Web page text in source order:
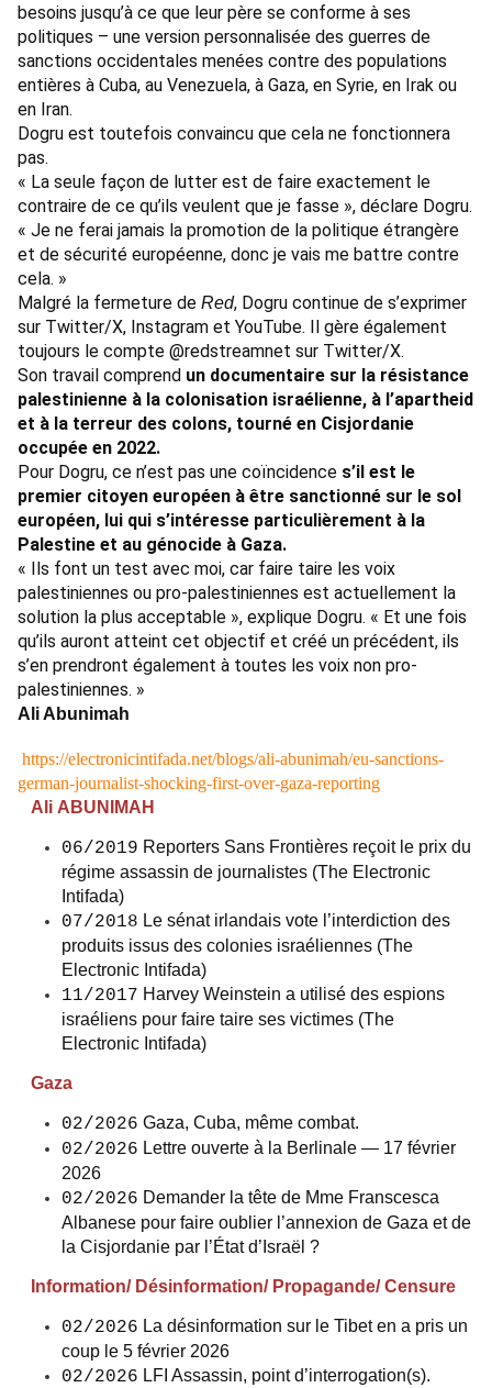
besoins jusqu’à ce que leur père se conforme à ses
politiques – une version personnalisée des guerres de
sanctions occidentales menées contre des populations
entières à Cuba, au Venezuela, à Gaza, en Syrie, en Irak ou
en Iran.
Dogru est toutefois convaincu que cela ne fonctionnera
pas.
« La seule façon de lutter est de faire exactement le
contraire de ce qu’ils veulent que je fasse », déclare Dogru.
« Je ne ferai jamais la promotion de la politique étrangère
et de sécurité européenne, donc je vais me battre contre
cela. »
Malgré la fermeture de Red, Dogru continue de s’exprimer
sur Twitter/X, Instagram et YouTube. Il gère également
toujours le compte @redstreamnet sur Twitter/X.
Son travail comprend un documentaire sur la résistance
palestinienne à la colonisation israélienne, à l’apartheid
et à la terreur des colons, tourné en Cisjordanie
occupée en 2022.
Pour Dogru, ce n’est pas une coïncidence s’il est le
premier citoyen européen à être sanctionné sur le sol
européen, lui qui s’intéresse particulièrement à la
Palestine et au génocide à Gaza.
« Ils font un test avec moi, car faire taire les voix
palestiniennes ou pro-palestiniennes est actuellement la
solution la plus acceptable », explique Dogru. « Et une fois
qu’ils auront atteint cet objectif et créé un précédent, ils
s’en prendront également à toutes les voix non pro-
palestiniennes. »
Ali Abunimah
https://electronicintifada.net/blogs/ali-abunimah/eu-sanctions-
german-journalist-shocking-first-over-gaza-reporting
Ali ABUNIMAH
06/2019 Reporters Sans Frontières reçoit le prix du
régime assassin de journalistes (The Electronic
Intifada)
07/2018 Le sénat irlandais vote l’interdiction des
produits issus des colonies israéliennes (The
Electronic Intifada)
11/2017 Harvey Weinstein a utilisé des espions
israéliens pour faire taire ses victimes (The
Electronic Intifada)
Gaza
02/2026 Gaza, Cuba, même combat.
02/2026 Lettre ouverte à la Berlinale — 17 février
2026
02/2026 Demander la tête de Mme Franscesca
Albanese pour faire oublier l’annexion de Gaza et de
la Cisjordanie par l’État d’Israël ?
Information/ Désinformation/ Propagande/ Censure
02/2026 La désinformation sur le Tibet en a pris un
coup le 5 février 2026
02/2026 LFI Assassin, point d’interrogation(s).